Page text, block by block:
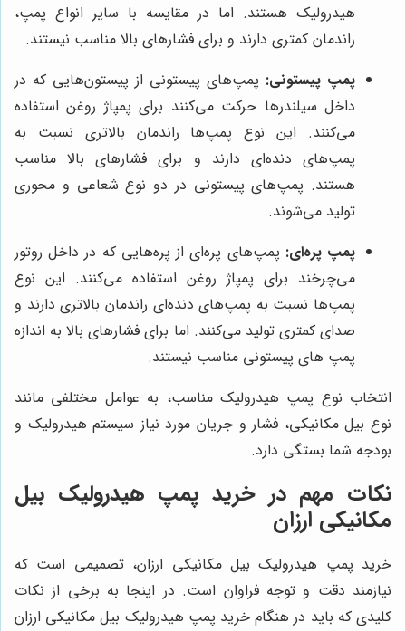
هیدرولیک هستند. اما در مقایسه با سایر انواع پمپ،
راندمان کمتری دارند و برای فشارهای بالا مناسب نیستند.
پمپ پیستونی: پمپ‌های پیستونی از پیستون‌هایی که در
داخل سیلندرها حرکت می‌کنند برای پمپاژ روغن استفاده
می‌کنند. این نوع پمپ‌ها راندمان بالاتری نسبت به
پمپ‌های دنده‌ای دارند و برای فشارهای بالا مناسب
هستند. پمپ‌های پیستونی در دو نوع شعاعی و محوری
تولید می‌شوند.
پمپ پره‌ای: پمپ‌های پره‌ای از پره‌هایی که در داخل روتور
می‌چرخند برای پمپاژ روغن استفاده می‌کنند. این نوع
پمپ‌ها نسبت به پمپ‌های دنده‌ای راندمان بالاتری دارند و
صدای کمتری تولید می‌کنند. اما برای فشارهای بالا به اندازه
پمپ های پیستونی مناسب نیستند.
انتخاب نوع پمپ هیدرولیک مناسب، به عوامل مختلفی مانند
نوع بیل مکانیکی، فشار و جریان مورد نیاز سیستم هیدرولیک و
بودجه شما بستگی دارد.
نکات مهم در خرید پمپ هیدرولیک بیل
مکانیکی ارزان
خرید پمپ هیدرولیک بیل مکانیکی ارزان، تصمیمی است که
نیازمند دقت و توجه فراوان است. در اینجا به برخی از نکات
کلیدی که باید در هنگام خرید پمپ هیدرولیک بیل مکانیکی ارزان